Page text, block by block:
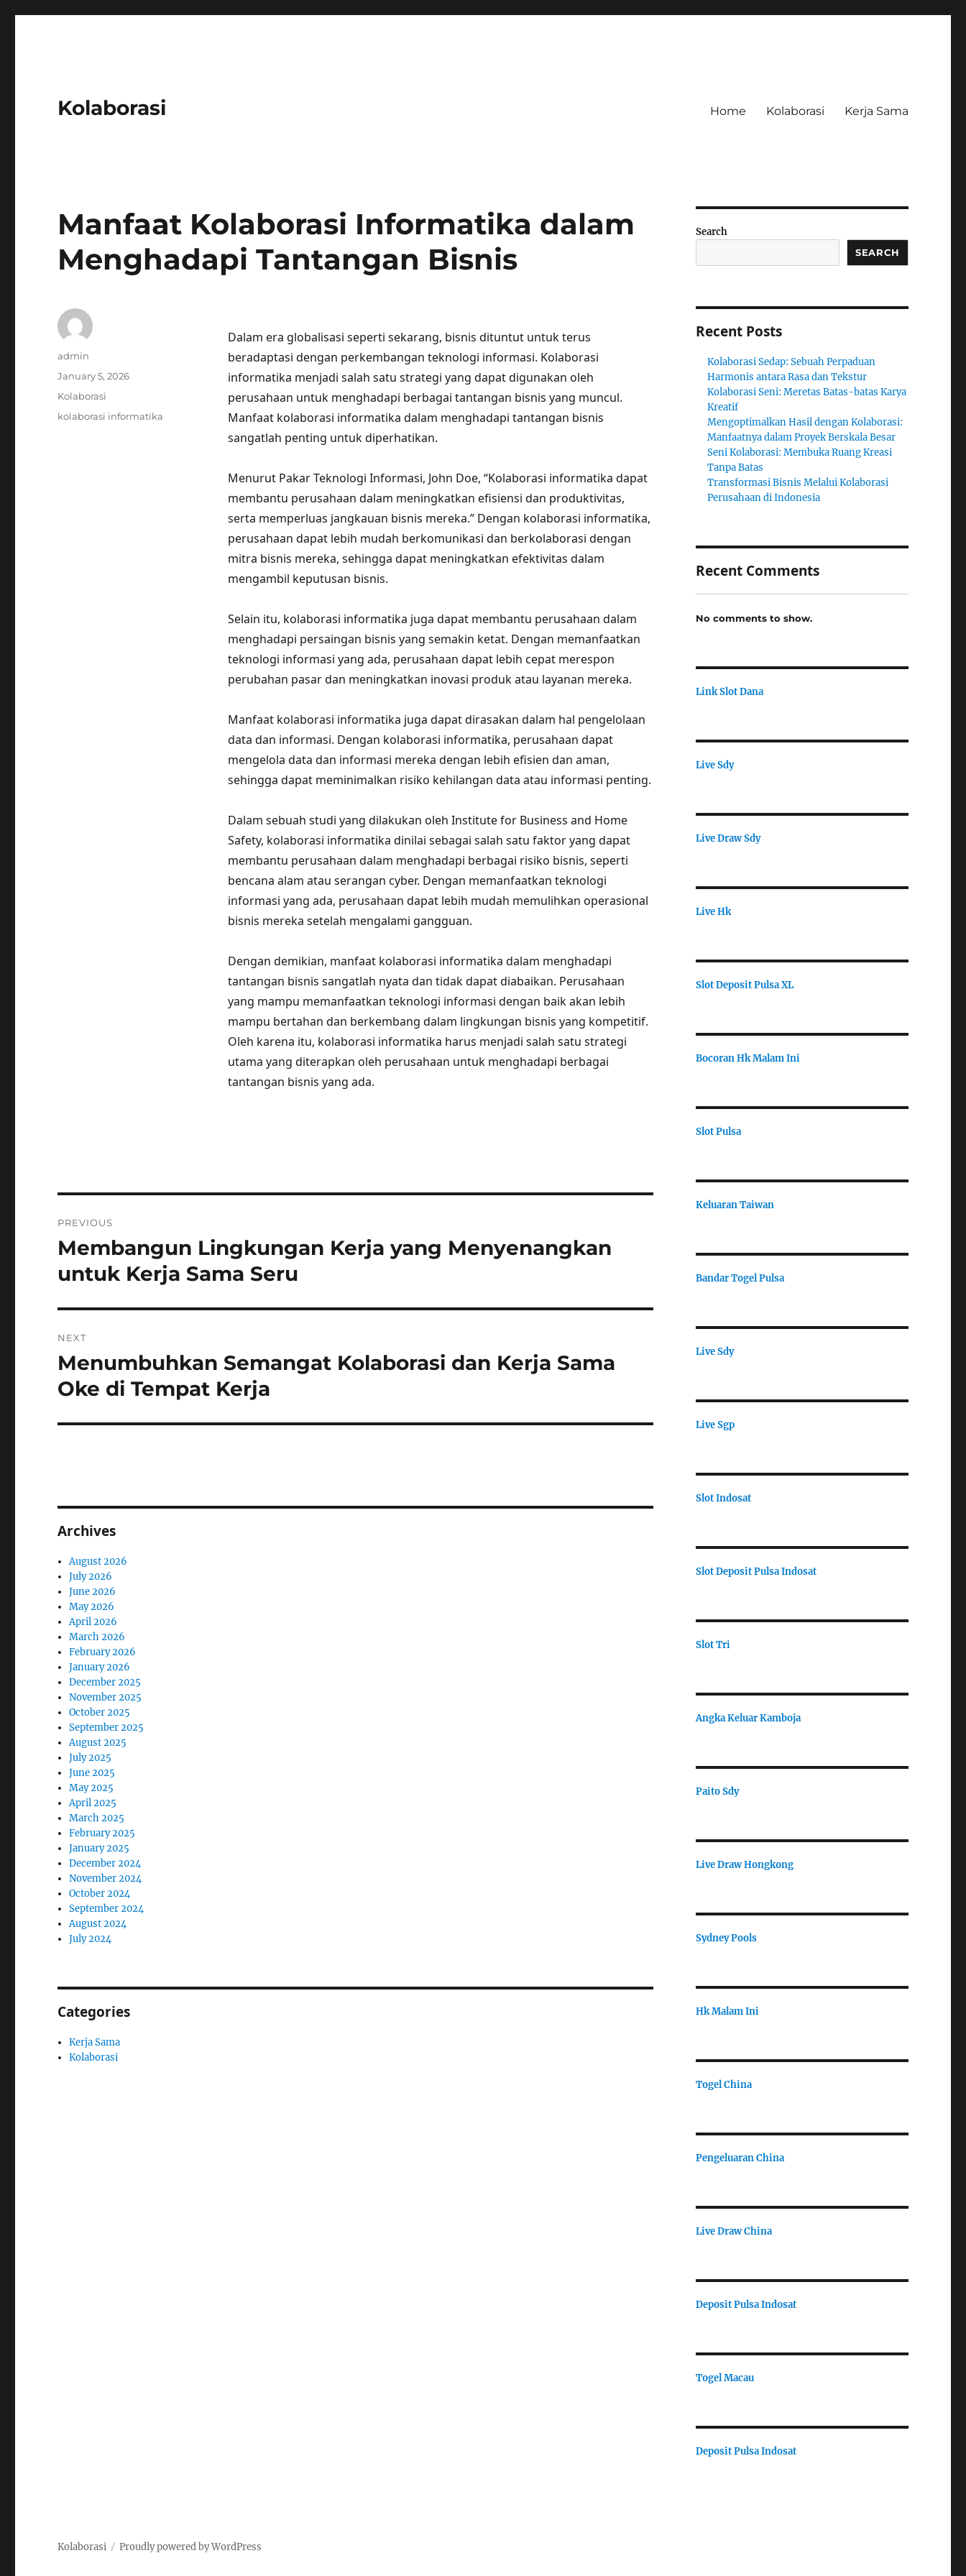
Kolaborasi Home Kolaborasi Kerja Sama
Manfaat Kolaborasi Informatika dalam
Menghadapi Tantangan Bisnis
Dalam era globalisasi seperti sekarang, bisnis dituntut untuk terus
beradaptasi dengan perkembangan teknologi informasi. Kolaborasi
informatika menjadi salah satu strategi yang dapat digunakan oleh
perusahaan untuk menghadapi berbagai tantangan bisnis yang muncul.
Manfaat kolaborasi informatika dalam menghadapi tantangan bisnis
sangatlah penting untuk diperhatikan.
Menurut Pakar Teknologi Informasi, John Doe, “Kolaborasi informatika dapat
membantu perusahaan dalam meningkatkan efisiensi dan produktivitas,
serta memperluas jangkauan bisnis mereka.” Dengan kolaborasi informatika,
perusahaan dapat lebih mudah berkomunikasi dan berkolaborasi dengan
mitra bisnis mereka, sehingga dapat meningkatkan efektivitas dalam
mengambil keputusan bisnis.
Selain itu, kolaborasi informatika juga dapat membantu perusahaan dalam
menghadapi persaingan bisnis yang semakin ketat. Dengan memanfaatkan
teknologi informasi yang ada, perusahaan dapat lebih cepat merespon
perubahan pasar dan meningkatkan inovasi produk atau layanan mereka.
Manfaat kolaborasi informatika juga dapat dirasakan dalam hal pengelolaan
data dan informasi. Dengan kolaborasi informatika, perusahaan dapat
mengelola data dan informasi mereka dengan lebih efisien dan aman,
sehingga dapat meminimalkan risiko kehilangan data atau informasi penting.
Dalam sebuah studi yang dilakukan oleh Institute for Business and Home
Safety, kolaborasi informatika dinilai sebagai salah satu faktor yang dapat
membantu perusahaan dalam menghadapi berbagai risiko bisnis, seperti
bencana alam atau serangan cyber. Dengan memanfaatkan teknologi
informasi yang ada, perusahaan dapat lebih mudah memulihkan operasional
bisnis mereka setelah mengalami gangguan.
Dengan demikian, manfaat kolaborasi informatika dalam menghadapi
tantangan bisnis sangatlah nyata dan tidak dapat diabaikan. Perusahaan
yang mampu memanfaatkan teknologi informasi dengan baik akan lebih
mampu bertahan dan berkembang dalam lingkungan bisnis yang kompetitif.
Oleh karena itu, kolaborasi informatika harus menjadi salah satu strategi
utama yang diterapkan oleh perusahaan untuk menghadapi berbagai
tantangan bisnis yang ada.
Author
admin
Posted
January 5, 2026
Categories
Kolaborasi
Tags
kolaborasi informatika
navigation
PREVIOUS
Previous
Membangun Lingkungan Kerja yang Menyenangkan
untuk Kerja Sama Seru
NEXT
Next
post:
Menumbuhkan Semangat Kolaborasi dan Kerja Sama
Oke di Tempat Kerja
Archives
August 2026
July 2026
June 2026
May 2026
April 2026
March 2026
February 2026
January 2026
December 2025
November 2025
October 2025
September 2025
August 2025
July 2025
June 2025
May 2025
April 2025
March 2025
February 2025
January 2025
December 2024
November 2024
October 2024
September 2024
August 2024
July 2024
Categories
Kerja Sama
Kolaborasi
Search
SEARCH
Recent Posts
Kolaborasi Sedap: Sebuah Perpaduan
Harmonis antara Rasa dan Tekstur
Kolaborasi Seni: Meretas Batas-batas Karya
Kreatif
Mengoptimalkan Hasil dengan Kolaborasi:
Manfaatnya dalam Proyek Berskala Besar
Seni Kolaborasi: Membuka Ruang Kreasi
Tanpa Batas
Transformasi Bisnis Melalui Kolaborasi
Perusahaan di Indonesia
Recent Comments
No comments to show.
Link Slot Dana
Live Sdy
Live Draw Sdy
Live Hk
Slot Deposit Pulsa XL
Bocoran Hk Malam Ini
Slot Pulsa
Keluaran Taiwan
Bandar Togel Pulsa
Live Sdy
Live Sgp
Slot Indosat
Slot Deposit Pulsa Indosat
Slot Tri
Angka Keluar Kamboja
Paito Sdy
Live Draw Hongkong
Sydney Pools
Hk Malam Ini
Togel China
Pengeluaran China
Live Draw China
Deposit Pulsa Indosat
Togel Macau
Deposit Pulsa Indosat
Kolaborasi Proudly powered by WordPress